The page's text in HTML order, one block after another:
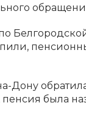
Дону
была